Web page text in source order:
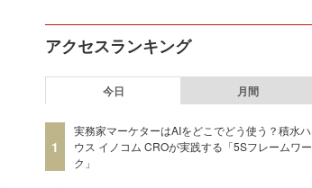
アクセスランキング
今日 月間
1
実務家マーケターはAIをどこでどう使う？積水ハ
ウス イノコム CROが実践する「5Sフレームワー
ク」